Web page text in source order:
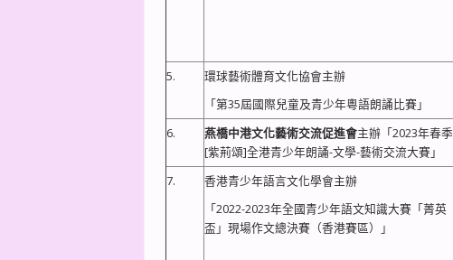
5.
環球藝術體育文化協會主辦
「第35屆國際兒童及青少年粵語朗誦比賽」
6. 燕橋中港文化藝術交流促進會主辦「2023年春季
[紫荊頌]全港青少年朗誦-文學-藝術交流大賽」
7.
香港青少年語言文化學會主辦
「2022-2023年全國青少年語文知識大賽「菁英
盃」現場作文總決賽（香港賽區）」